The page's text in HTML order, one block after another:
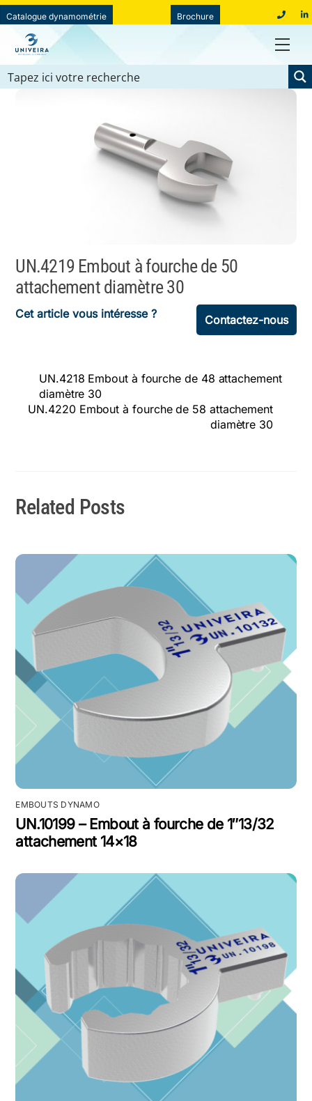
Skip
to
content
Catalogue dynamométrie Brochure
01
39
UN.4219 Embout à fourche de 50
attachement diamètre 30
Cet article vous intéresse ? Contactez-nous
UN.4218 Embout à fourche de 48 attachement
diamètre 30
UN.4220 Embout à fourche de 58 attachement
diamètre 30
Related Posts
EMBOUTS DYNAMO
UN.10199 – Embout à fourche de 1″13/32
attachement 14×18